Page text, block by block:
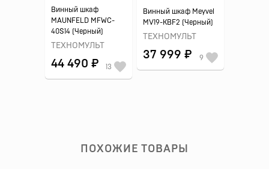
Винный шкаф
MAUNFELD MFWC-
40S14 (Черный)
ТЕХНОМУЛЬТ
44 490 ₽ 13
Винный шкаф Meyvel
MV19-KBF2 (Черный)
ТЕХНОМУЛЬТ
37 999 ₽ 9
ПОХОЖИЕ ТОВАРЫ